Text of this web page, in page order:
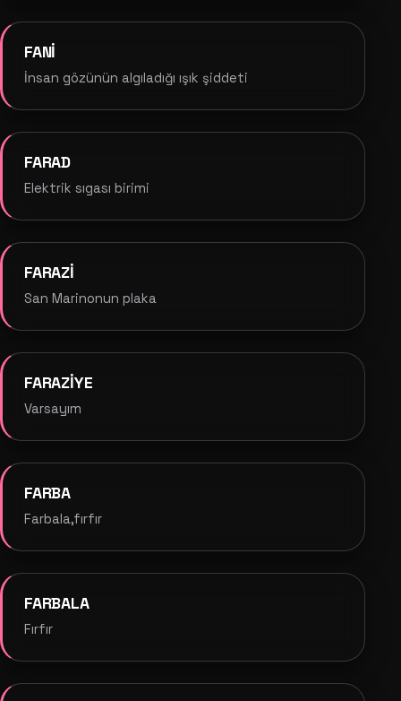
FANİ
İnsan gözünün algıladığı ışık şiddeti
FARAD
Elektrik sıgası birimi
FARAZİ
San Marinonun plaka
FARAZİYE
Varsayım
FARBA
Farbala,fırfır
FARBALA
Fırfır